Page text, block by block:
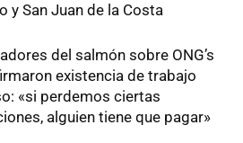
y San Juan de la Costa
del salmón sobre ONG’s
existencia de trabajo
«si perdemos ciertas
alguien tiene que pagar»